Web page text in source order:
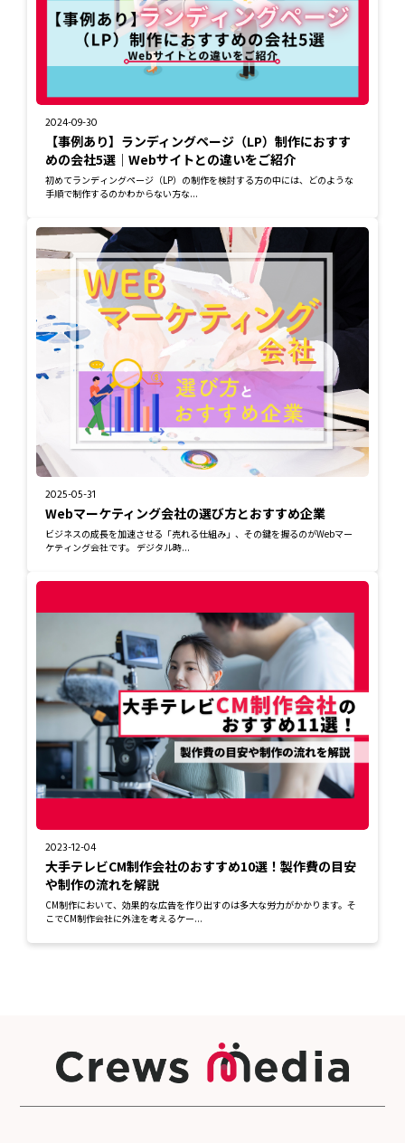
2024-09-30
【事例あり】ランディングページ（LP）制作におすす
めの会社5選｜Webサイトとの違いをご紹介
初めてランディングページ（LP）の制作を検討する方の中には、どのような
手順で制作するのかわからない方な...
2025-05-31
Webマーケティング会社の選び方とおすすめ企業
ビジネスの成長を加速させる「売れる仕組み」、その鍵を握るのがWebマー
ケティング会社です。 デジタル時...
2023-12-04
大手テレビCM制作会社のおすすめ10選！製作費の目安
や制作の流れを解説
CM制作において、効果的な広告を作り出すのは多大な労力がかかります。そ
こでCM制作会社に外注を考えるケー...